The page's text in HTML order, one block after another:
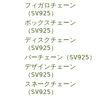
フィガロチェーン
（SV925）
ボックスチェーン
（SV925）
ディスクチェーン
（SV925）
バーチェーン（SV925）
デザインチェーン
（SV925）
スネークチェーン
（SV925）